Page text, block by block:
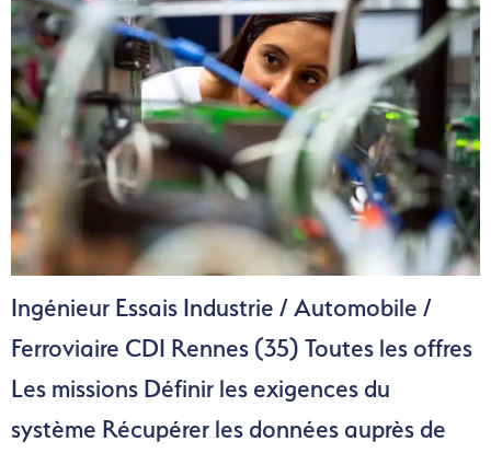
Ingénieur Essais Industrie / Automobile /
Ferroviaire CDI Rennes (35) Toutes les offres
Les missions Définir les exigences du
système Récupérer les données auprès de